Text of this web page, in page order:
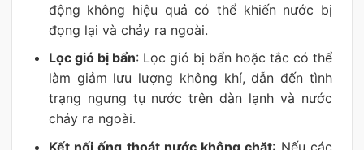
động không hiệu quả có thể khiến nước bị
đọng lại và chảy ra ngoài.
Lọc gió bị bẩn: Lọc gió bị bẩn hoặc tắc có thể
làm giảm lưu lượng không khí, dẫn đến tình
trạng ngưng tụ nước trên dàn lạnh và nước
chảy ra ngoài.
Kết nối ống thoát nước không chặt: Nếu các